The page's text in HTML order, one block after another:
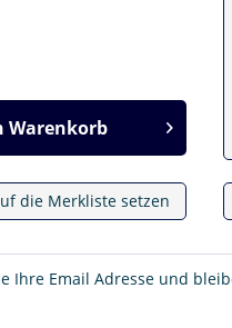
Warenkorb
die Merkliste setzen
Ihre Email Adresse und